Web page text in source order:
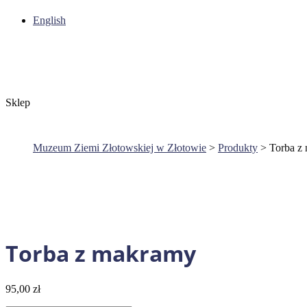
English
Sklep
Muzeum Ziemi Złotowskiej w Złotowie > Produkty > Torba z
Torba z makramy
95,00 zł